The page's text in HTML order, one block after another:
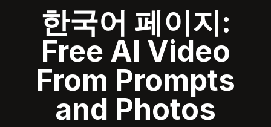
한국어 페이지:
Free AI Video
From Prompts
and Photos